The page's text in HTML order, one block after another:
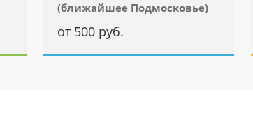
(ближайшее Подмосковье)
от 500 руб.